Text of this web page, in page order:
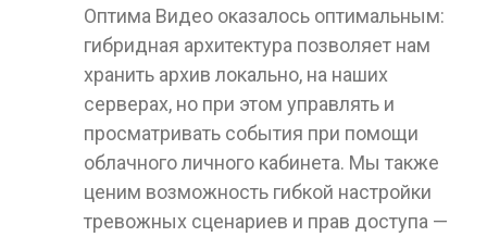
Оптима Видео оказалось оптимальным:
гибридная архитектура позволяет нам
хранить архив локально, на наших
серверах, но при этом управлять и
просматривать события при помощи
облачного личного кабинета. Мы также
ценим возможность гибкой настройки
тревожных сценариев и прав доступа —